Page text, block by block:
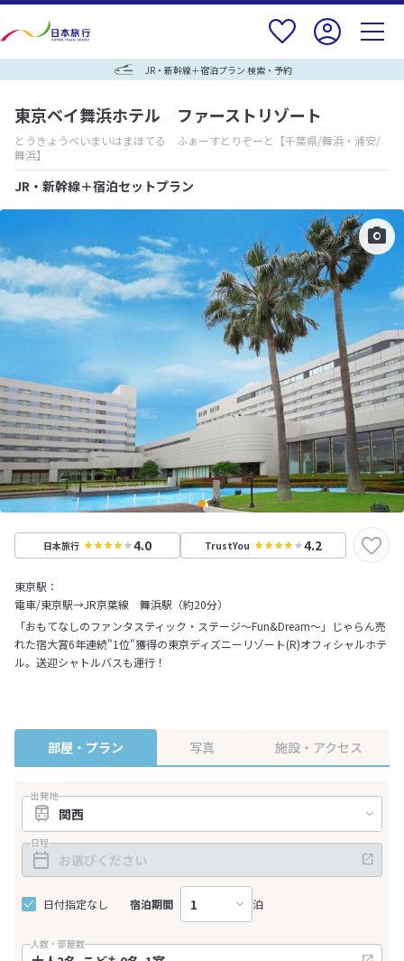
JR・新幹線＋宿泊プラン 検索・予約
東京ベイ舞浜ホテル ファーストリゾート
とうきょうべいまいはまほてる ふぁーすとりぞーと
【千葉県/舞浜・浦安/
舞浜】
JR・新幹線＋宿泊セットプラン
日本旅行 4.0 TrustYou 4.2
東京駅：
電車/東京駅→JR京葉線 舞浜駅（約20分）
「おもてなしのファンタスティック・ステージ～Fun&Dream～」じゃらん売
れた宿大賞6年連続"1位"獲得の東京ディズニーリゾート(R)オフィシャルホテ
ル。送迎シャトルバスも運行！
部屋・プラン 写真 施設・アクセス
出発地
日程
日付指定なし 宿泊期間 泊
人数・部屋数